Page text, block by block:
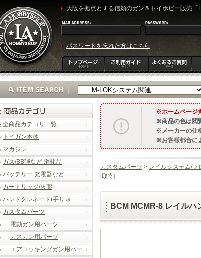
大阪を拠点とする信頼のガン＆トイホビー販売「
パスワードを忘れた方はこちら
全商品カテゴリ一覧
トイガン本体
マガジン
ガス/BB弾など 消耗品
バッテリー 充電器など
カートリッジ/火薬
ハンドグレネード(手りゅ…
カスタムパーツ
電動ガン用パーツ
ガスガン用パーツ
エアコッキングガン用パー…
ホームページ
商品の色は閲
メーカーの仕
お客様都合に
カスタムパーツ > レイルシステム/フ
[取寄]
BCM MCMR-8 レイル